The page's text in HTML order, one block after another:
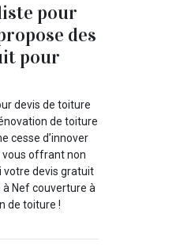
pour
des
pour
devis de toiture
de toiture
cesse d’innover
vous offrant non
votre devis gratuit
Nef couverture à
de toiture !